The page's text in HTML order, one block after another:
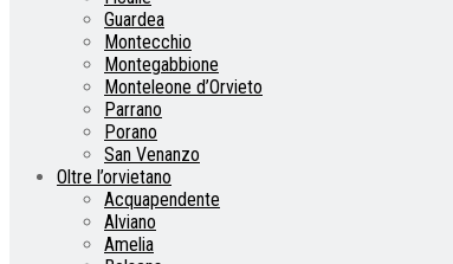
Guardea
Montecchio
Montegabbione
Monteleone d’Orvieto
Parrano
Porano
San Venanzo
Oltre l’orvietano
Acquapendente
Alviano
Amelia